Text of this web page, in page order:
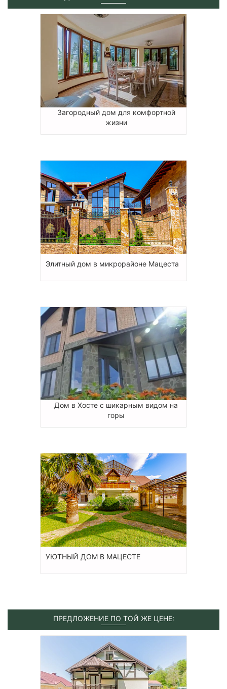
Загородный дом для комфортной
жизни
Элитный дом в микрорайоне Мацеста
Дом в Хосте с шикарным видом на
горы
УЮТНЫЙ ДОМ В МАЦЕСТЕ
ПРЕДЛОЖЕНИЕ ПО ТОЙ ЖЕ ЦЕНЕ: